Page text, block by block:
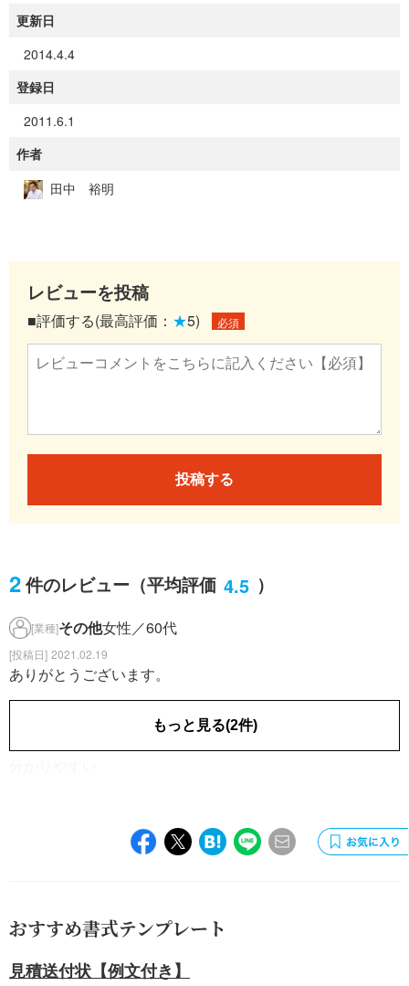
更新日
2014.4.4
登録日
2011.6.1
作者
田中 裕明
レビューを投稿
■評価する(最高評価： ★5) 必須
投稿する
2件のレビュー （平均評価 4.5 ）
[業種]その他女性／60代
2021.02.19
ありがとうございます。
電気・ガス・水道男性／40代
もっと見る(2件)
おすすめ書式テンプレート
見積送付状【例文付き】